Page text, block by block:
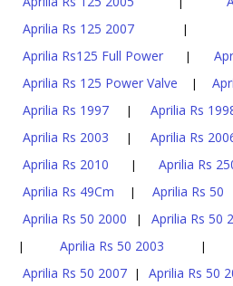
Aprilia Rs 125 2007 |
Aprilia Rs125 Full Power |
Aprilia Rs 125 Power Valve |
Aprilia Rs 1997 | Aprilia Rs
Aprilia Rs 2003 | Aprilia Rs
Aprilia Rs 2010 | Aprilia Rs
Aprilia Rs 49Cm | Aprilia Rs 50
Aprilia Rs 50 2000 | Aprilia Rs 50
| Aprilia Rs 50 2003 |
Aprilia Rs 50 2007 | Aprilia Rs 50